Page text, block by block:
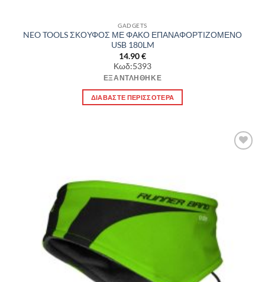
GADGETS
NEO TOOLS ΣΚΟΥΦΟΣ ΜΕ ΦΑΚΟ ΕΠΑΝΑΦΟΡΤΙΖΟΜΕΝΟ
USB 180LM
14.90€
Κωδ:5393
ΕΞΑΝΤΛΉΘΗΚΕ
ΔΙΑΒΆΣΤΕ ΠΕΡΙΣΣΌΤΕΡΑ